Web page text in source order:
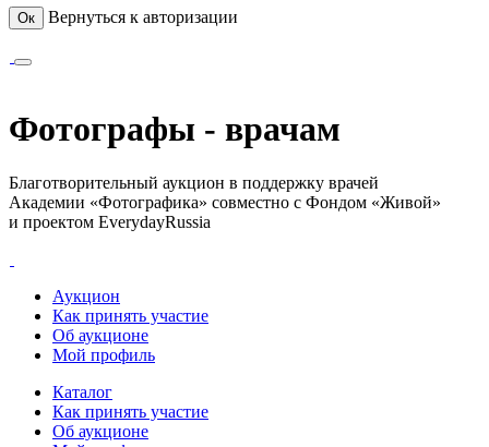
Ок Вернуться к авторизации
Фотографы - врачам
Благотворительный аукцион в поддержку врачей
Академии «Фотографика» совместно с Фондом «Живой»
и проектом EverydayRussia
Аукцион
Как принять участие
Об аукционе
Мой профиль
Каталог
Как принять участие
Об аукционе